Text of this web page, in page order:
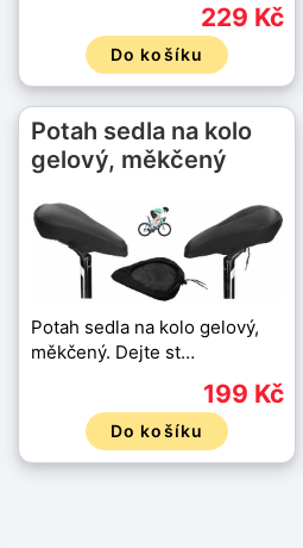
229 Kč
Do košíku
Potah sedla na kolo
gelový, měkčený
Potah sedla na kolo gelový,
měkčený. Dejte st…
199 Kč
Do košíku